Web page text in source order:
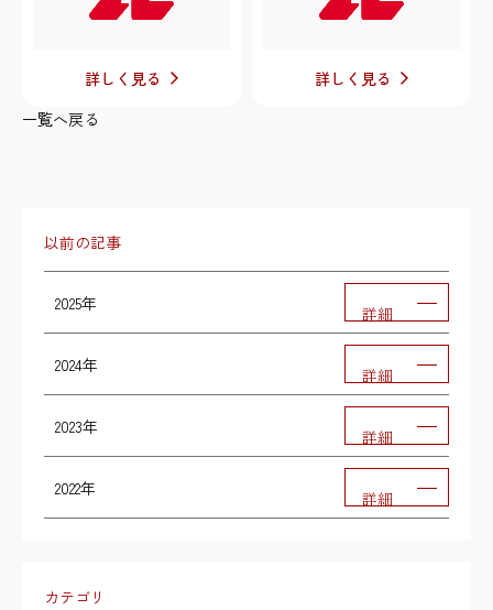
詳しく見る
詳しく見る
一覧へ戻る
以前の記事
2025年 詳細
2024年 詳細
2023年 詳細
2022年 詳細
カテゴリ